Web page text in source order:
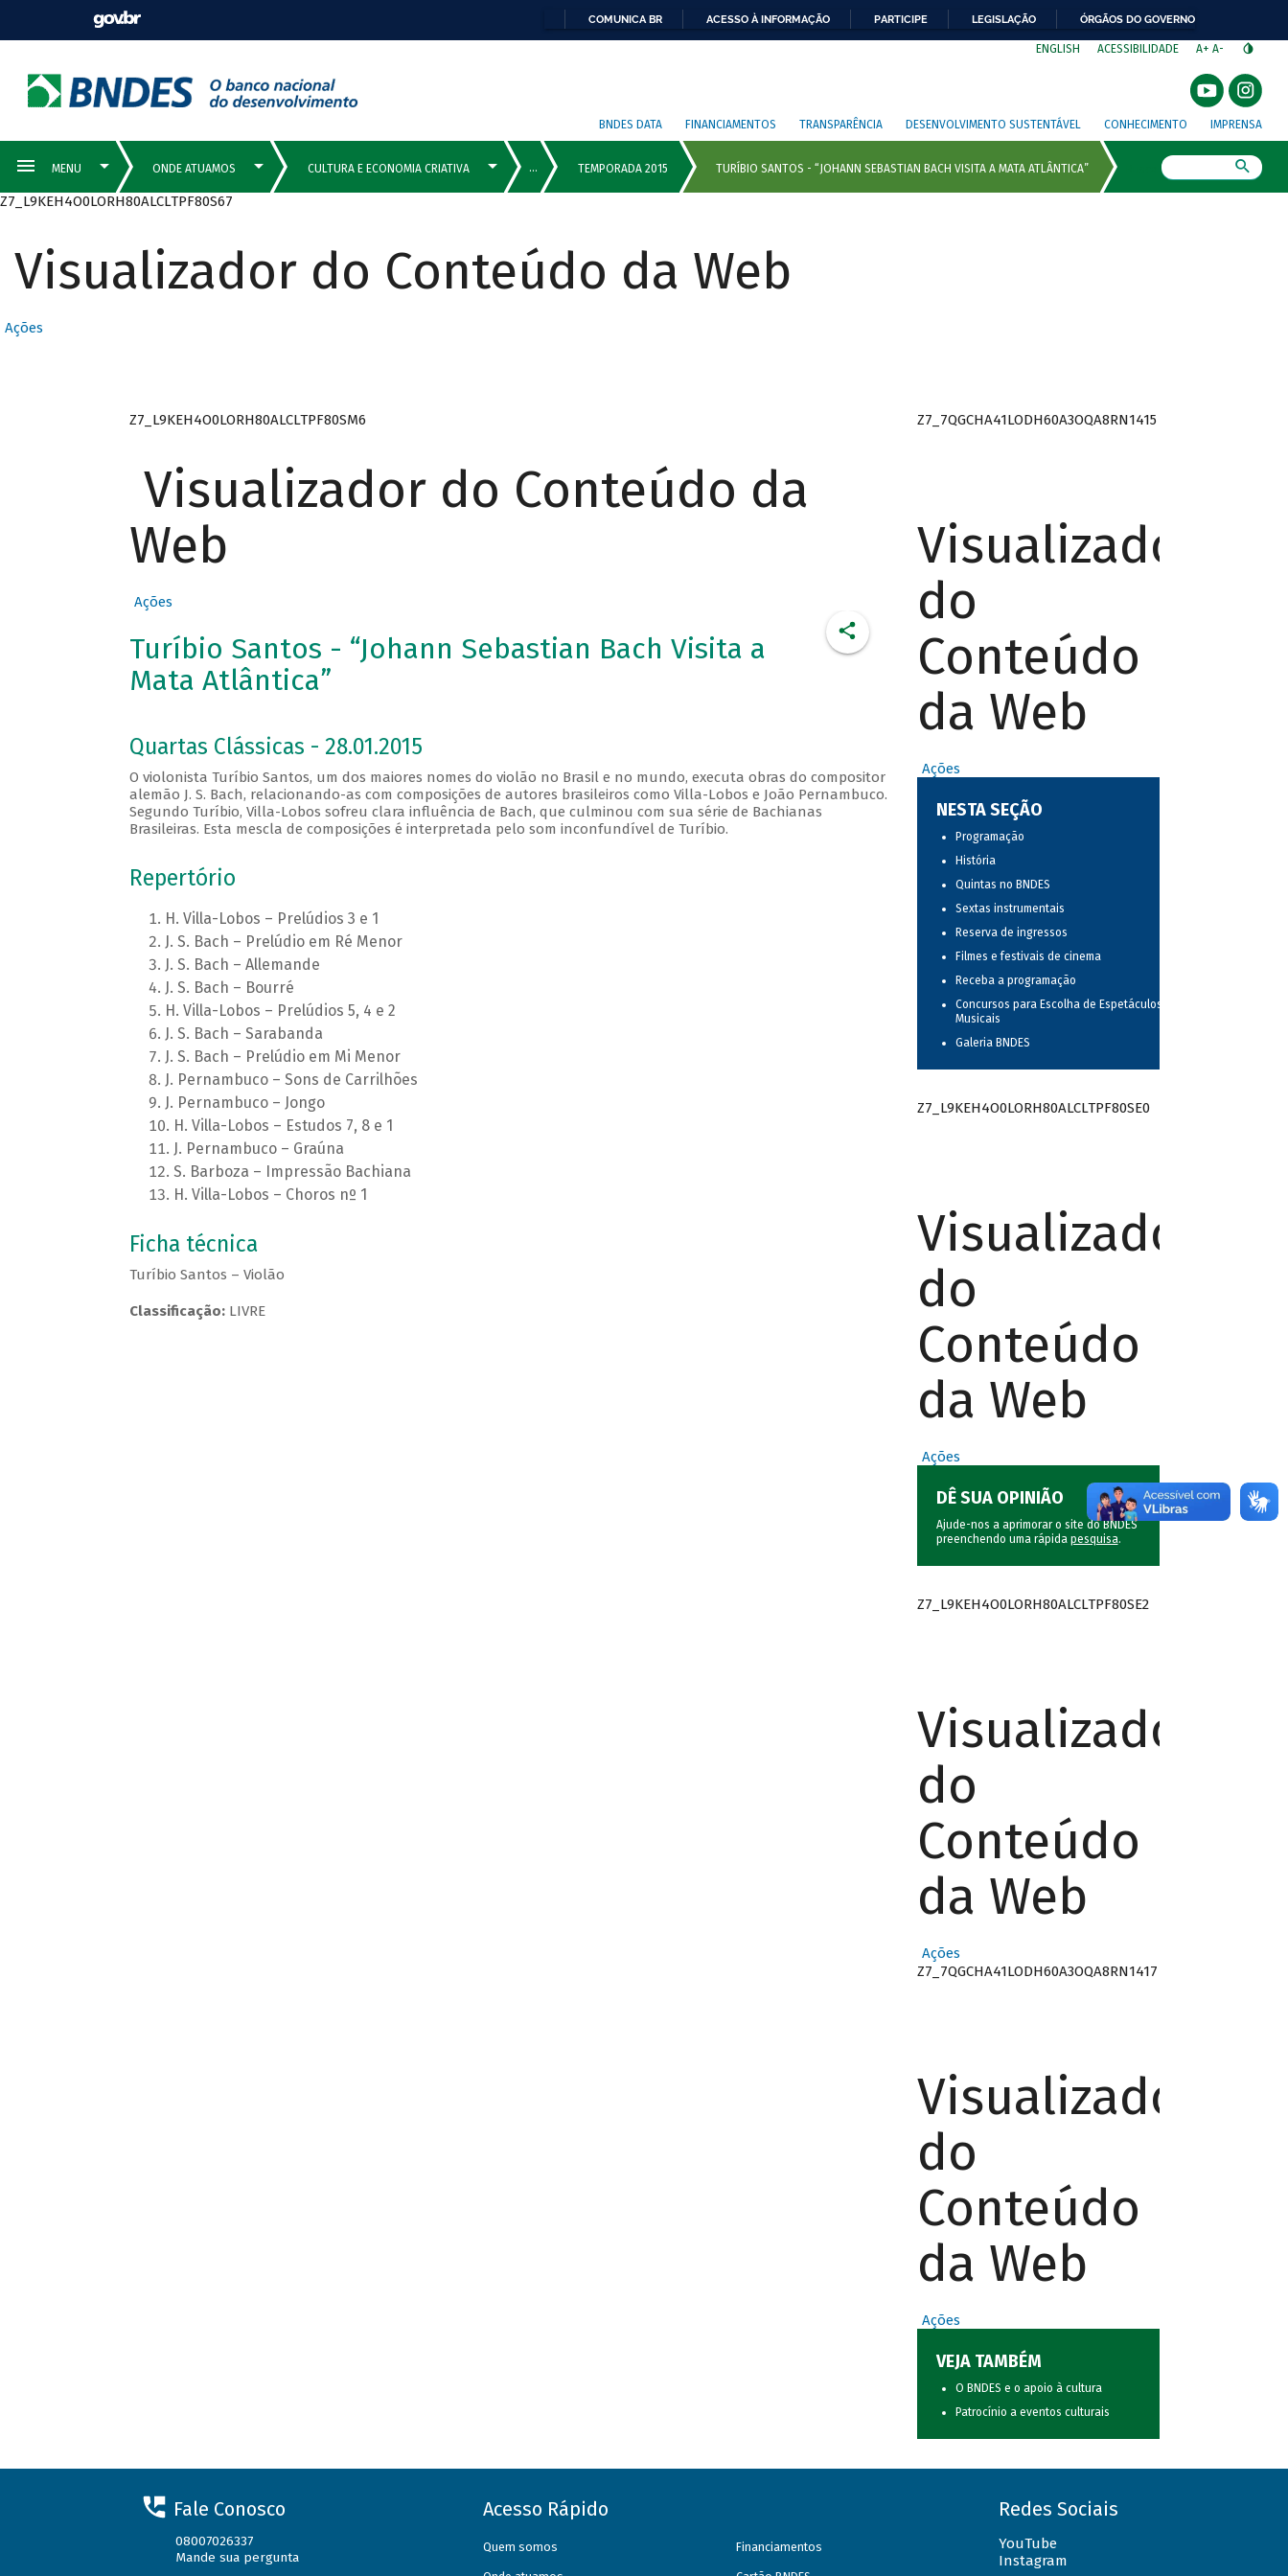
COMUNICA BR ACESSO À INFORMAÇÃO PARTICIPE LEGISLAÇÃO ÓRGÃOS DO GOVERNO
ENGLISH ACESSIBILIDADE A+ A-
BNDES DATA FINANCIAMENTOS TRANSPARÊNCIA DESENVOLVIMENTO SUSTENTÁVEL CONHECIMENTO IMPRENSA
Z7_L9KEH4O0LORH80ALCLTPF80S67
Visualizador do Conteúdo da Web
Ações
Z7_L9KEH4O0LORH80ALCLTPF80SM6
Visualizador do Conteúdo da
Web
Ações
Turíbio Santos - “Johann Sebastian Bach Visita a
Mata Atlântica”
Quartas Clássicas - 28.01.2015
O violonista Turíbio Santos, um dos maiores nomes do violão no Brasil e no mundo, executa obras do compositor
alemão J. S. Bach, relacionando-as com composições de autores brasileiros como Villa-Lobos e João Pernambuco.
Segundo Turíbio, Villa-Lobos sofreu clara influência de Bach, que culminou com sua série de Bachianas
Brasileiras. Esta mescla de composições é interpretada pelo som inconfundível de Turíbio.
Repertório
H. Villa-Lobos – Prelúdios 3 e 1
J. S. Bach – Prelúdio em Ré Menor
J. S. Bach – Allemande
J. S. Bach – Bourré
H. Villa-Lobos – Prelúdios 5, 4 e 2
J. S. Bach – Sarabanda
J. S. Bach – Prelúdio em Mi Menor
J. Pernambuco – Sons de Carrilhões
J. Pernambuco – Jongo
H. Villa-Lobos – Estudos 7, 8 e 1
J. Pernambuco – Graúna
S. Barboza – Impressão Bachiana
H. Villa-Lobos – Choros nº 1
Ficha técnica
Turíbio Santos – Violão
Classificação:LIVRE
Z7_7QGCHA41LODH60A3OQA8RN1415
Visualizador
do
Conteúdo
da Web
Ações
NESTA SEÇÃO
Programação
História
Quintas no BNDES
Sextas instrumentais
Reserva de ingressos
Filmes e festivais de cinema
Receba a programação
Concursos para Escolha de Espetáculos
Musicais
Galeria BNDES
Z7_L9KEH4O0LORH80ALCLTPF80SE0
Visualizador
do
Conteúdo
da Web
Ações
DÊ SUA OPINIÃO
Ajude-nos a aprimorar o site do BNDES
preenchendo uma rápida pesquisa.
Z7_L9KEH4O0LORH80ALCLTPF80SE2
Visualizador
do
Conteúdo
da Web
Ações
Z7_7QGCHA41LODH60A3OQA8RN1417
Visualizador
do
Conteúdo
da Web
Ações
VEJA TAMBÉM
O BNDES e o apoio à cultura
Patrocínio a eventos culturais
Fale Conosco
08007026337
Mande sua pergunta
Acesso Rápido
Quem somos Financiamentos
Redes Sociais
YouTube
Instagram